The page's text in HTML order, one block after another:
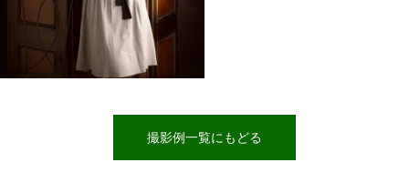
撮影例一覧にもどる